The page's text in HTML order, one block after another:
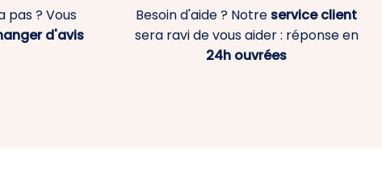
pas ? Vous
d'avis
Besoin d'aide ? Notre service client
sera ravi de vous aider : réponse en
24h ouvrées